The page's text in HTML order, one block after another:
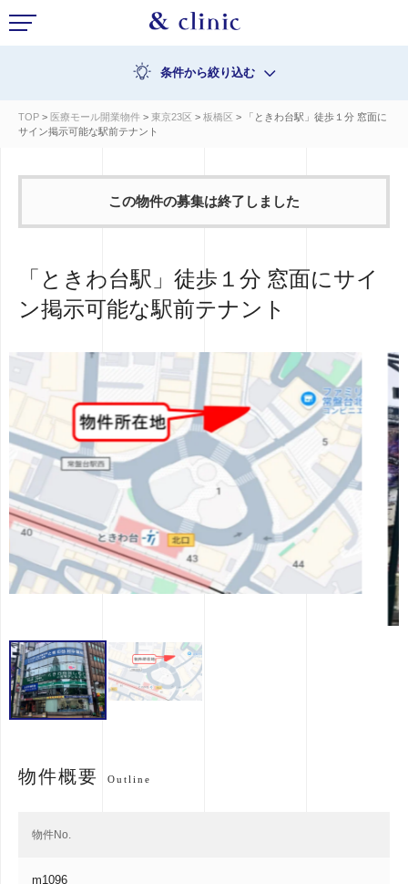
条件から絞り込む
TOP > 医療モール開業物件 > 東京23区 > 板橋区 > 「ときわ台駅」徒歩１分 窓面に
サイン掲示可能な駅前テナント
この物件の募集は終了しました
「ときわ台駅」徒歩１分 窓面にサイ
ン掲示可能な駅前テナント
物件概要 Outline
物件No.
m1096